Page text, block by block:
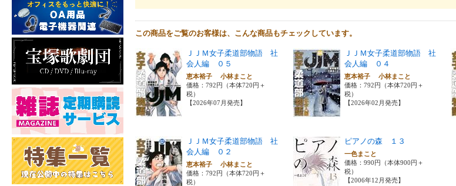
この商品をご覧のお客様は、こんな商品もチェックしています。
ＪＪＭ女子柔道部物語 社
会人編 ０５
恵本裕子 小林まこと
価格：792円（本体720円＋
税）
【2026年07月発売】
ＪＪＭ女子柔道部物語 社
会人編 ０４
恵本裕子 小林まこと
価格：792円（本体720円＋
税）
【2026年02月発売】
ＪＪＭ女子柔道部物語 社
会人編 ０２
恵本裕子 小林まこと
価格：792円（本体720円＋
税）
ピアノの森 １３
一色まこと
価格：990円（本体900円＋
税）
【2006年12月発売】